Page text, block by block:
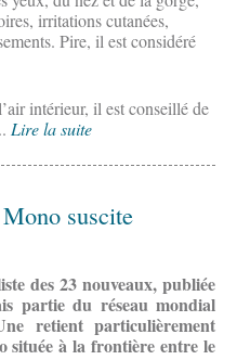
irritations cutanées,
Pire, il est considéré
intérieur, il est conseillé de
Lire la suite
suscite
des 23 nouveaux, publiée
partie du réseau mondial
retient particulièrement
située à la frontière entre le